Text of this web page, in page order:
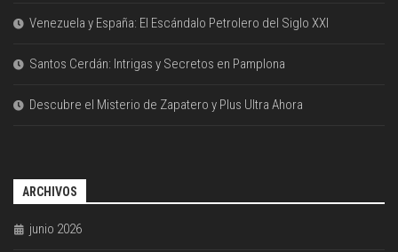
Venezuela y España: El Escándalo Petrolero del Siglo XXI
Santos Cerdán: Intrigas y Secretos en Pamplona
Descubre el Misterio de Zapatero y Plus Ultra Ahora
ARCHIVOS
junio 2026